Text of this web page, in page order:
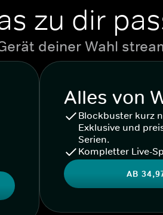
zu dir
deiner Wahl
Alles von
Blockbuster kurz
Exklusive und
Serien.
Kompletter Live-
AB